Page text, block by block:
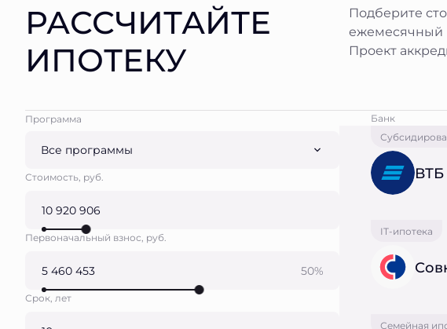
РАССЧИТАЙТЕ
ИПОТЕКУ
Подберите
ежемесячный
Проект
Программа
Все программы
Стоимость, руб.
Первоначальный взнос, руб.
50%
Срок, лет
Банк
ВТБ
IT-ипотека
Семейная